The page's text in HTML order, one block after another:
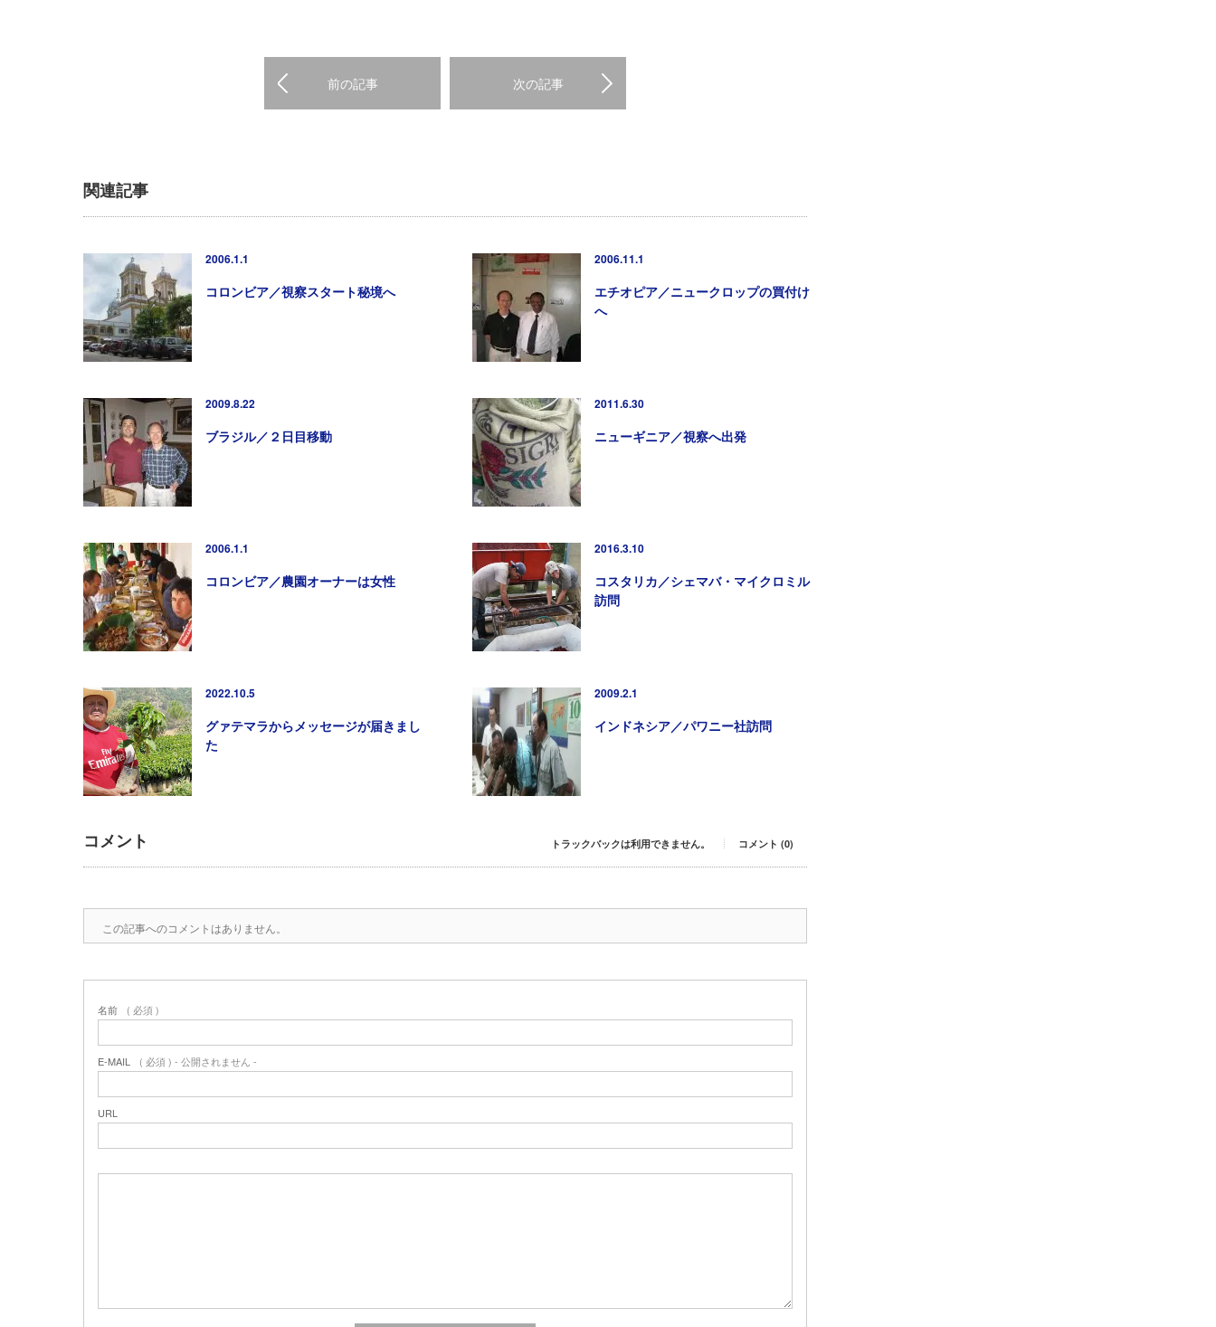
前の記事 次の記事
関連記事
2006.1.1
コロンビア／視察スタート秘境へ
2006.11.1
エチオピア／ニュークロップの買付け
へ
2009.8.22
ブラジル／２日目移動
2011.6.30
ニューギニア／視察へ出発
2006.1.1
コロンビア／農園オーナーは女性
2016.3.10
コスタリカ／シェマバ・マイクロミル
訪問
2022.10.5
グァテマラからメッセージが届きまし
た
2009.2.1
インドネシア／パワニー社訪問
コメント トラックバックは利用できません。 コメント (0)
この記事へのコメントはありません。
名前 ( 必須 )
E-MAIL ( 必須 ) - 公開されません -
URL